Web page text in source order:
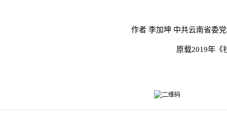
作者 李加坤 中共云南省委
原载2019年《